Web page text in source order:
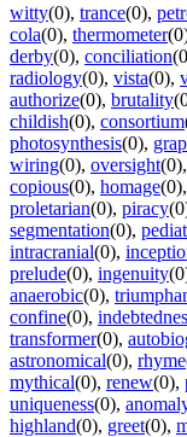
witty(0), trance(0),
cola(0), thermometer
derby(0), conciliation
radiology(0), vista(0),
authorize(0), brutality
childish(0), consortium
photosynthesis(0),
wiring(0), oversight(0),
copious(0), homage(0),
proletarian(0), piracy
segmentation(0),
intracranial(0),
prelude(0), ingenuity
anaerobic(0),
confine(0),
transformer(0),
astronomical(0), rhyme
mythical(0), renew(0),
uniqueness(0),
highland(0), greet(0),